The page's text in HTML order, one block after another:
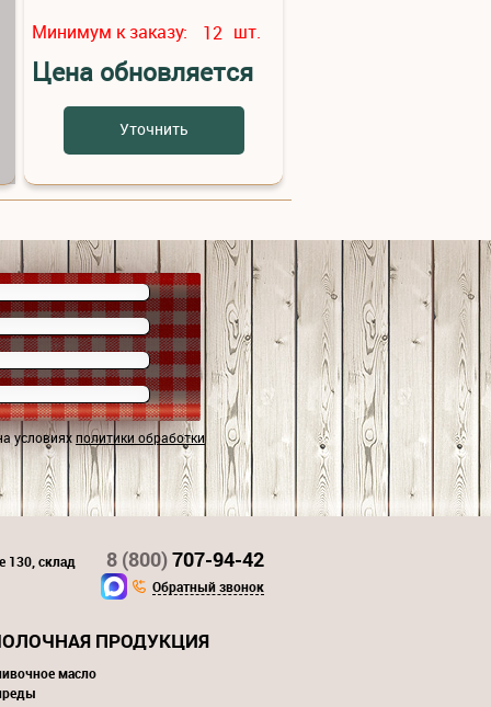
Минимум к заказу: 12 шт.
Цена обновляется
Уточнить
условияхполитики обработки
130, склад 8 (800)707-94-42
Обратный звонок
ПРОДУКЦИЯ
масло